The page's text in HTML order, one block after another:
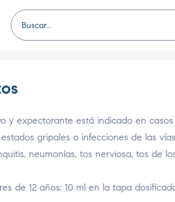
y expectorante está indicado en
gripales o infecciones de las
neumonías, tos nerviosa, tos de
de 12 años: 10 ml en la tapa